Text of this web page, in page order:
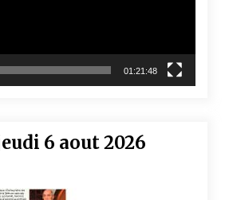
01:21:48
6 aout 2026